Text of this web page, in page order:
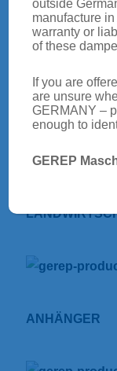
LKW
BUS
ANHÄNGER
outside
manufacture
warranty or
of these
If you are
are unsure
GERMANY –
enough to
GEREP